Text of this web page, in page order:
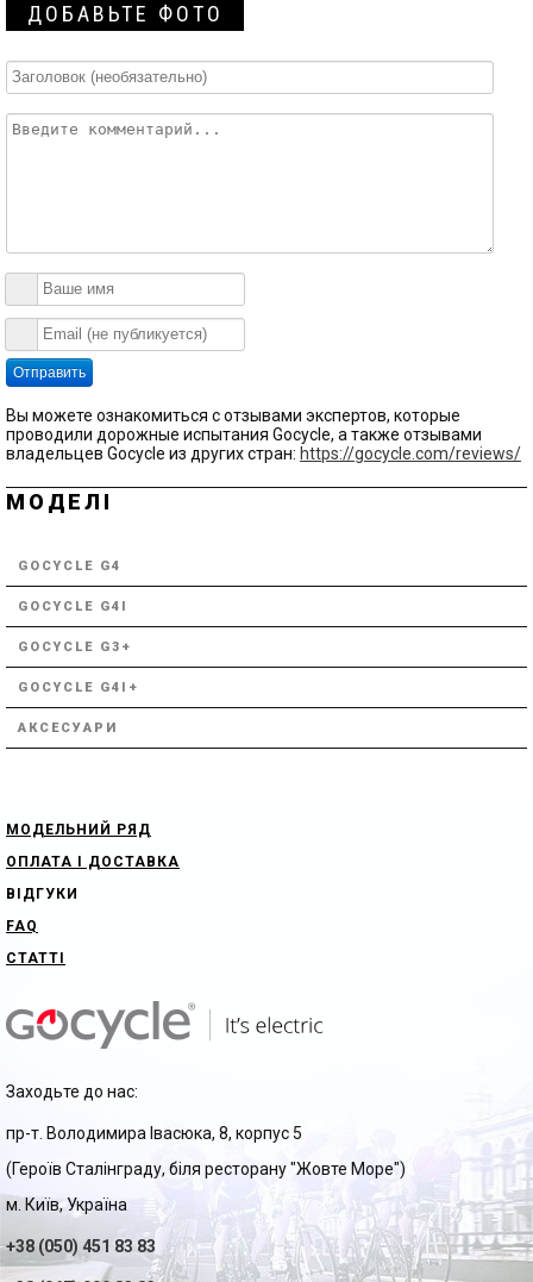
ДОБАВЬТЕ ФОТО
Отправить
Вы можете ознакомиться с отзывами экспертов, которые
проводили дорожные испытания Gocycle, а также отзывами
владельцев Gocycle из других стран: https://gocycle.com/reviews/
МОДЕЛІ
GOCYCLE G4
GOCYCLE G4I
GOCYCLE G3+
GOCYCLE G4I+
АКСЕСУАРИ
МОДЕЛЬНИЙ РЯД
ОПЛАТА І ДОСТАВКА
ВІДГУКИ
FAQ
СТАТТІ
Заходьте до нас:
пр-т. Володимира Івасюка, 8, корпус 5
(Героїв Сталінграду, біля ресторану "Жовте Море")
м. Київ, Україна
+38 (050) 451 83 83